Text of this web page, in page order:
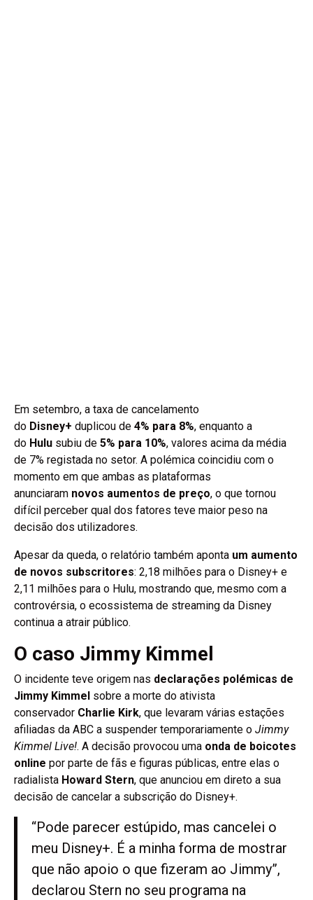
Em setembro, a taxa de cancelamento
do Disney+ duplicou de 4% para 8%, enquanto a
do Hulu subiu de 5% para 10%, valores acima da média
de 7% registada no setor. A polémica coincidiu com o
momento em que ambas as plataformas
anunciaram novos aumentos de preço, o que tornou
difícil perceber qual dos fatores teve maior peso na
decisão dos utilizadores.
Apesar da queda, o relatório também aponta um aumento
de novos subscritores: 2,18 milhões para o Disney+ e
2,11 milhões para o Hulu, mostrando que, mesmo com a
controvérsia, o ecossistema de streaming da Disney
continua a atrair público.
O caso Jimmy Kimmel
O incidente teve origem nas declarações polémicas de
Jimmy Kimmel sobre a morte do ativista
conservador Charlie Kirk, que levaram várias estações
afiliadas da ABC a suspender temporariamente o Jimmy
Kimmel Live!. A decisão provocou uma onda de boicotes
online por parte de fãs e figuras públicas, entre elas o
radialista Howard Stern, que anunciou em direto a sua
decisão de cancelar a subscrição do Disney+.
“Pode parecer estúpido, mas cancelei o
meu Disney+. É a minha forma de mostrar
que não apoio o que fizeram ao Jimmy”,
declarou Stern no seu programa na